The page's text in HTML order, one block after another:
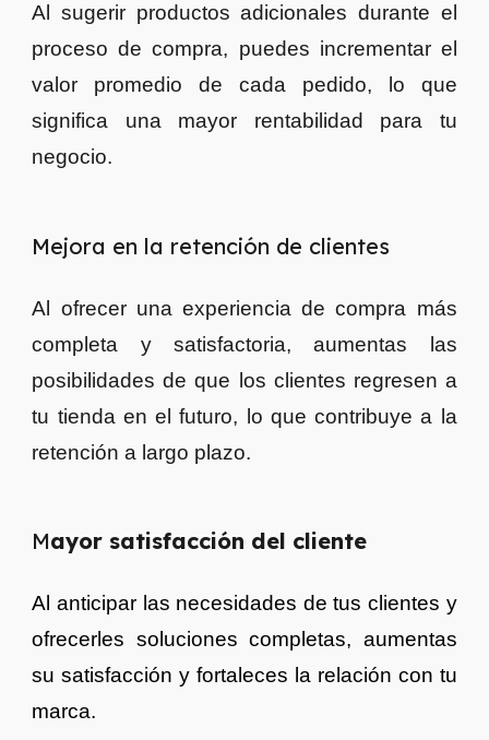
Al sugerir productos adicionales durante el
proceso de compra, puedes incrementar el
valor promedio de cada pedido, lo que
significa una mayor rentabilidad para tu
negocio.
Mejora en la retención de clientes
Al ofrecer una experiencia de compra más
completa y satisfactoria, aumentas las
posibilidades de que los clientes regresen a
tu tienda en el futuro, lo que contribuye a la
retención a largo plazo.
Mayor satisfacción del cliente
Al anticipar las necesidades de tus clientes y
ofrecerles soluciones completas, aumentas
su satisfacción y fortaleces la relación con tu
marca.